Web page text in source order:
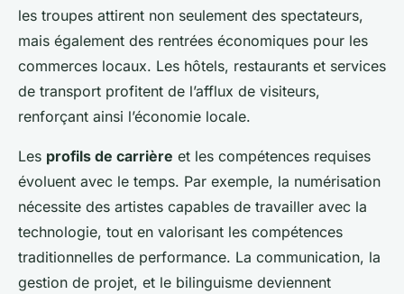
les troupes attirent non seulement des spectateurs,
mais également des rentrées économiques pour les
commerces locaux. Les hôtels, restaurants et services
de transport profitent de l’afflux de visiteurs,
renforçant ainsi l’économie locale.
Les profils de carrière et les compétences requises
évoluent avec le temps. Par exemple, la numérisation
nécessite des artistes capables de travailler avec la
technologie, tout en valorisant les compétences
traditionnelles de performance. La communication, la
gestion de projet, et le bilinguisme deviennent